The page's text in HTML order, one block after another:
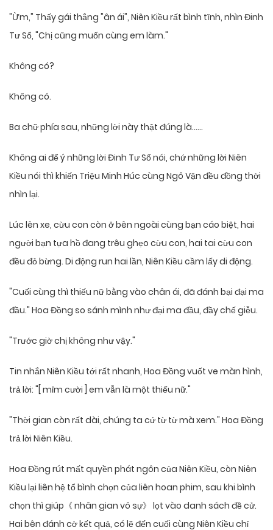
"Ừm," Thấy gái thẳng "ân ái", Niên Kiều rất bình tĩnh, nhìn Đinh
Tư Sổ, "Chị cũng muốn cùng em làm."
Không có?
Không có.
Ba chữ phía sau, những lời này thật đúng là……
Không ai để ý những lời Đinh Tư Sổ nói, chứ những lời Niên
Kiều nói thì khiến Triệu Minh Húc cùng Ngô Vận đều đồng thời
nhìn lại.
Lúc lên xe, cừu con còn ở bên ngoài cùng bạn cáo biệt, hai
người bạn tựa hồ đang trêu ghẹo cừu con, hai tai cừu con
đều đỏ bừng. Di động run hai lần, Niên Kiều cầm lấy di động.
"Cuối cùng thì thiếu nữ bằng vào chân ái, đã đánh bại đại ma
đầu." Hoa Đồng so sánh mình như đại ma đầu, đầy chế giễu.
"Trước giờ chị không như vậy."
Tin nhắn Niên Kiều tới rất nhanh, Hoa Đồng vuốt ve màn hình,
trả lời: "[ mỉm cười ] em vẫn là một thiếu nữ."
"Thời gian còn rất dài, chúng ta cứ từ từ mà xem." Hoa Đồng
trả lời Niên Kiều.
Hoa Đồng rút mất quyền phát ngôn của Niên Kiều, còn Niên
Kiều lại liên hệ tổ bình chọn của liên hoan phim, sau khi bình
chọn thì giúp《 nhân gian vô sự》 lọt vào danh sách đề cử.
Hai bên đánh cờ kết quả, có lẽ đến cuối cùng Niên Kiều chỉ